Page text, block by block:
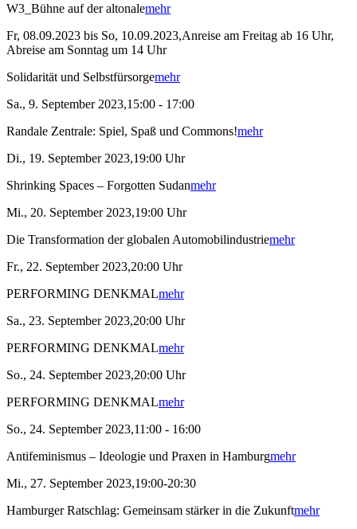
W3_Bühne auf der altonalemehr
Fr, 08.09.2023 bis So, 10.09.2023,Anreise am Freitag ab 16 Uhr,
Abreise am Sonntag um 14 Uhr
Solidarität und Selbstfürsorgemehr
Sa., 9. September 2023,15:00 - 17:00
Randale Zentrale: Spiel, Spaß und Commons!mehr
Di., 19. September 2023,19:00 Uhr
Shrinking Spaces – Forgotten Sudanmehr
Mi., 20. September 2023,19:00 Uhr
Die Transformation der globalen Automobilindustriemehr
Fr., 22. September 2023,20:00 Uhr
PERFORMING DENKMALmehr
Sa., 23. September 2023,20:00 Uhr
PERFORMING DENKMALmehr
So., 24. September 2023,20:00 Uhr
PERFORMING DENKMALmehr
So., 24. September 2023,11:00 - 16:00
Antifeminismus – Ideologie und Praxen in Hamburgmehr
Mi., 27. September 2023,19:00-20:30
Hamburger Ratschlag: Gemeinsam stärker in die Zukunftmehr